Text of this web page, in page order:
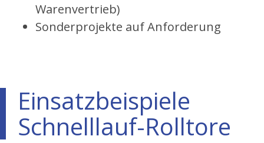
Warenvertrieb)
Sonderprojekte auf Anforderung
Einsatzbeispiele
Schnelllauf-Rolltore